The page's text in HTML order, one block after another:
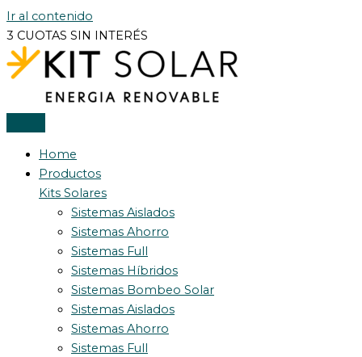
Ir al contenido
3 CUOTAS SIN INTERÉS
Home
Productos
Kits Solares
Sistemas Aislados
Sistemas Ahorro
Sistemas Full
Sistemas Híbridos
Sistemas Bombeo Solar
Sistemas Aislados
Sistemas Ahorro
Sistemas Full